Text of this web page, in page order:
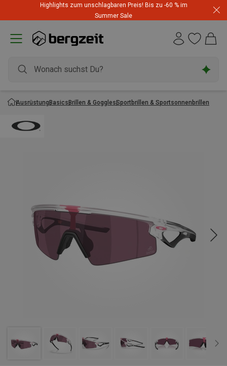
Highlights zum unschlagbaren Preis! Bis zu -60 % im
Summer Sale
AusrüstungBasicsBrillen & GogglesSportbrillen & Sportsonnenbrillen